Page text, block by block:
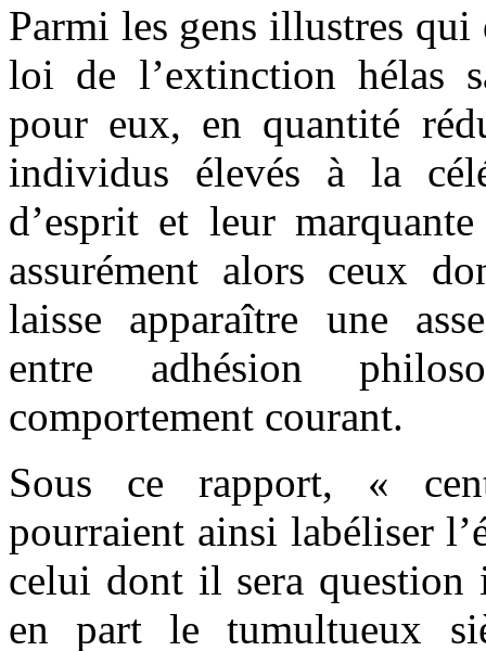
Parmi les gens illustres qui
loi de l’extinction hélas
pour eux, en quantité
individus élevés à la
d’esprit et leur
assurément alors ceux
laisse apparaître une
entre adhésion
comportement courant.
Sous ce rapport, «
pourraient ainsi labéliser
celui dont il sera question
en part le tumultueux